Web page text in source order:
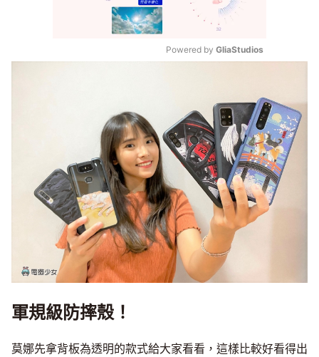
Powered by GliaStudios
軍規級防摔殼！
莫娜先拿背板為透明的款式給大家看看，這樣比較好看得出